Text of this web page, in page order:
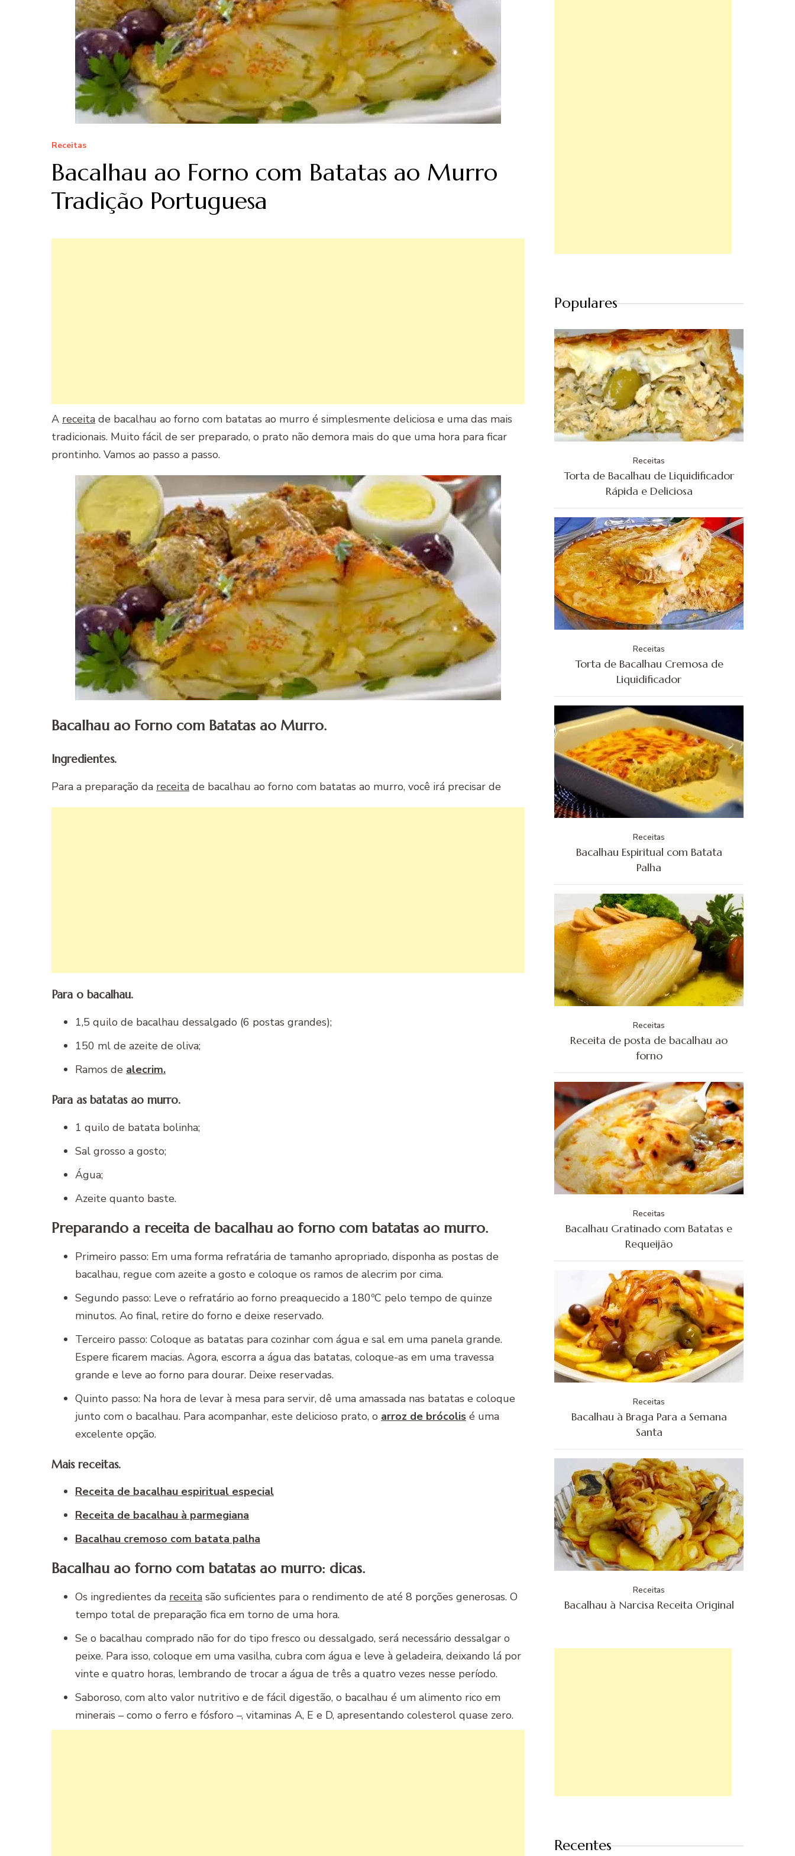
Receitas
Bacalhau ao Forno com Batatas ao Murro
Tradição Portuguesa
A receita de bacalhau ao forno com batatas ao murro é simplesmente deliciosa e uma das mais
tradicionais. Muito fácil de ser preparado, o prato não demora mais do que uma hora para ficar
prontinho. Vamos ao passo a passo.
Bacalhau ao Forno com Batatas ao Murro.
Ingredientes.
Para a preparação da receita de bacalhau ao forno com batatas ao murro, você irá precisar de
Para o bacalhau.
1,5 quilo de bacalhau dessalgado (6 postas grandes);
150 ml de azeite de oliva;
Ramos de alecrim.
Para as batatas ao murro.
1 quilo de batata bolinha;
Sal grosso a gosto;
Água;
Azeite quanto baste.
Preparando a receita de bacalhau ao forno com batatas ao murro.
Primeiro passo: Em uma forma refratária de tamanho apropriado, disponha as postas de
bacalhau, regue com azeite a gosto e coloque os ramos de alecrim por cima.
Segundo passo: Leve o refratário ao forno preaquecido a 180ºC pelo tempo de quinze
minutos. Ao final, retire do forno e deixe reservado.
Terceiro passo: Coloque as batatas para cozinhar com água e sal em uma panela grande.
Espere ficarem macias. Agora, escorra a água das batatas, coloque-as em uma travessa
grande e leve ao forno para dourar. Deixe reservadas.
Quinto passo: Na hora de levar à mesa para servir, dê uma amassada nas batatas e coloque
junto com o bacalhau. Para acompanhar, este delicioso prato, o arroz de brócolis é uma
excelente opção.
Mais receitas.
Receita de bacalhau espiritual especial
Receita de bacalhau à parmegiana
Bacalhau cremoso com batata palha
Bacalhau ao forno com batatas ao murro: dicas.
Os ingredientes da receita são suficientes para o rendimento de até 8 porções generosas. O
tempo total de preparação fica em torno de uma hora.
Se o bacalhau comprado não for do tipo fresco ou dessalgado, será necessário dessalgar o
peixe. Para isso, coloque em uma vasilha, cubra com água e leve à geladeira, deixando lá por
vinte e quatro horas, lembrando de trocar a água de três a quatro vezes nesse período.
Saboroso, com alto valor nutritivo e de fácil digestão, o bacalhau é um alimento rico em
minerais – como o ferro e fósforo –, vitaminas A, E e D, apresentando colesterol quase zero.
Populares
Receitas
Torta de Bacalhau de Liquidificador
Rápida e Deliciosa
Receitas
Torta de Bacalhau Cremosa de
Liquidificador
Receitas
Bacalhau Espiritual com Batata
Palha
Receitas
Receita de posta de bacalhau ao
forno
Receitas
Bacalhau Gratinado com Batatas e
Requeijão
Receitas
Bacalhau à Braga Para a Semana
Santa
Receitas
Bacalhau à Narcisa Receita Original
Recentes